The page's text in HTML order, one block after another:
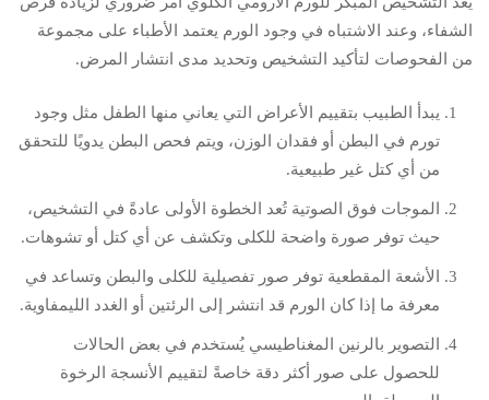
الشفاء، وعند الاشتباه في وجود الورم يعتمد الأطباء على مجموعة
من الفحوصات لتأكيد التشخيص وتحديد مدى انتشار المرض.
يبدأ الطبيب بتقييم الأعراض التي يعاني منها الطفل مثل وجود
تورم في البطن أو فقدان الوزن، ويتم فحص البطن يدويًا للتحقق
من أي كتل غير طبيعية.
الموجات فوق الصوتية تُعد الخطوة الأولى عادةً في التشخيص،
حيث توفر صورة واضحة للكلى وتكشف عن أي كتل أو تشوهات.
الأشعة المقطعية توفر صور تفصيلية للكلى والبطن وتساعد في
معرفة ما إذا كان الورم قد انتشر إلى الرئتين أو الغدد الليمفاوية.
التصوير بالرنين المغناطيسي يُستخدم في بعض الحالات
للحصول على صور أكثر دقة خاصةً لتقييم الأنسجة الرخوة